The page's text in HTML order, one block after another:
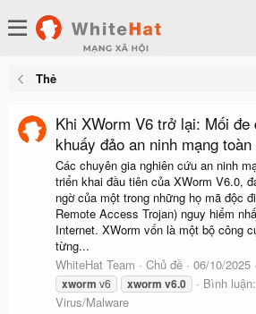
Thẻ
Khi XWorm V6 trở lại: Mối đe
khuấy đảo an ninh mạng
Các chuyên gia nghiên cứu an ninh
triển khai đầu tiên của XWorm V6.0,
ngờ của một trong những họ mã độc
Remote Access Trojan) nguy hiểm
Internet. XWorm vốn là một bộ công
từng...
WhiteHat Team
Chủ đề 06/10/2025
xworm v6 xworm v6.0 Bình
Virus/Malware